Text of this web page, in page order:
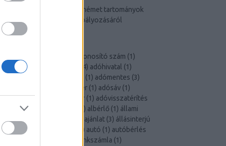
Összefoglaló az egyes német tartományok
beutazási karantén-szabályozásáról
adóazonosító szám (1)
adóbevallás
4) adóhivatal (1)
(1) adómentes (3)
adórendszer (1) adósáv (1)
adótanácsadó
adóteher (1) adóvisszatérítés
adóvonzat ) albérlő (1) állami
támogatás
állásajánlat (3) állásinterjú
(1 anmeldung ) autó (1) autóbérlés
bankszámla (1)